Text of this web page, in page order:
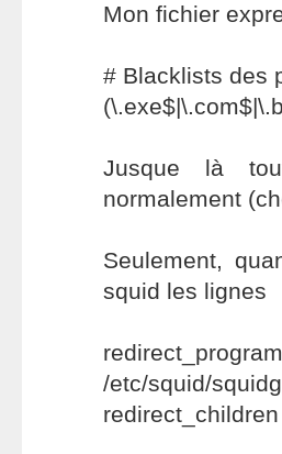
Mon fichier
# Blacklists des
Jusque là
normalement
Seulement,
squid les lignes
/etc/squid/